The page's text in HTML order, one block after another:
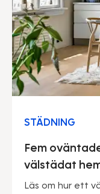
STÄDNING
Fem
välstädat
Läs om hur ett